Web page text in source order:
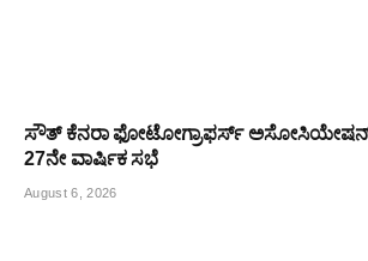
ಸೌತ್ ಕೆನರಾ ಫೋಟೋಗ್ರಾಫರ್ಸ್
27ನೇ ವಾರ್ಷಿಕ ಸಭೆ
August 6, 2026